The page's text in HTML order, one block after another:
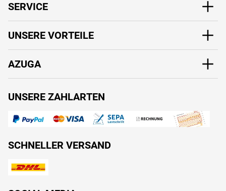
SERVICE
UNSERE VORTEILE
AZUGA
UNSERE ZAHLARTEN
SCHNELLER VERSAND